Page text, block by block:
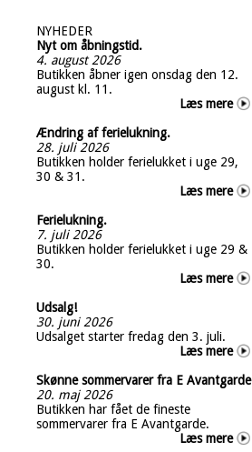
NYHEDER
Nyt om åbningstid.
4. august 2026
Butikken åbner igen onsdag den 12.
august kl. 11.
Læs mere
Ændring af ferielukning.
28. juli 2026
Butikken holder ferielukket i uge 29,
30 & 31.
Læs mere
Ferielukning.
7. juli 2026
Butikken holder ferielukket i uge 29 &
30.
Læs mere
Udsalg!
30. juni 2026
Udsalget starter fredag den 3. juli.
Læs mere
Skønne sommervarer fra E Avantgarde
20. maj 2026
Butikken har fået de fineste
sommervarer fra E Avantgarde.
Læs mere